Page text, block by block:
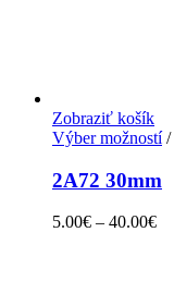
Zobraziť košík
Výber možností/
2A72 30mm
5.00€ – 40.00€